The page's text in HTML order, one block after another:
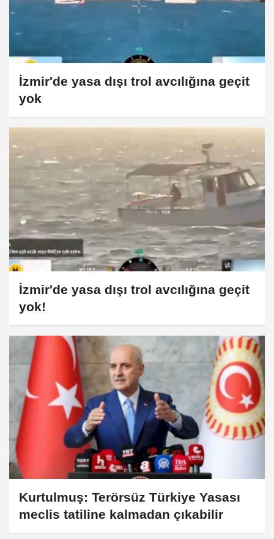
İzmir'de yasa dışı trol avcılığına geçit
yok
İzmir'de yasa dışı trol avcılığına geçit
yok!
Kurtulmuş: Terörsüz Türkiye Yasası
meclis tatiline kalmadan çıkabilir